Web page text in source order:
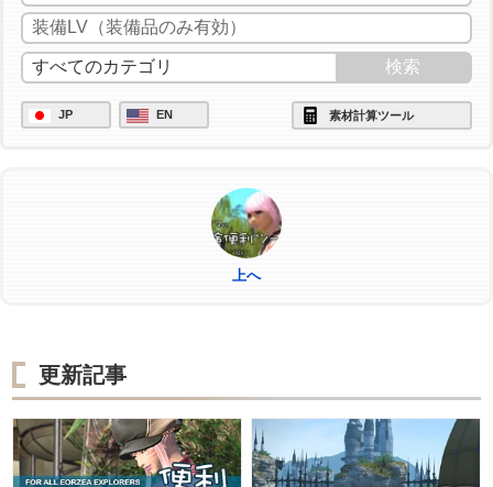
/ac "イノベーション" <wait.2>
/ac "匠の神業" <wait.3>
/ac "グレートストライド" <wait.2>
/ac "ビエルゴの祝福" <wait.3>
JP EN 素材計算ツール
上へ
更新記事